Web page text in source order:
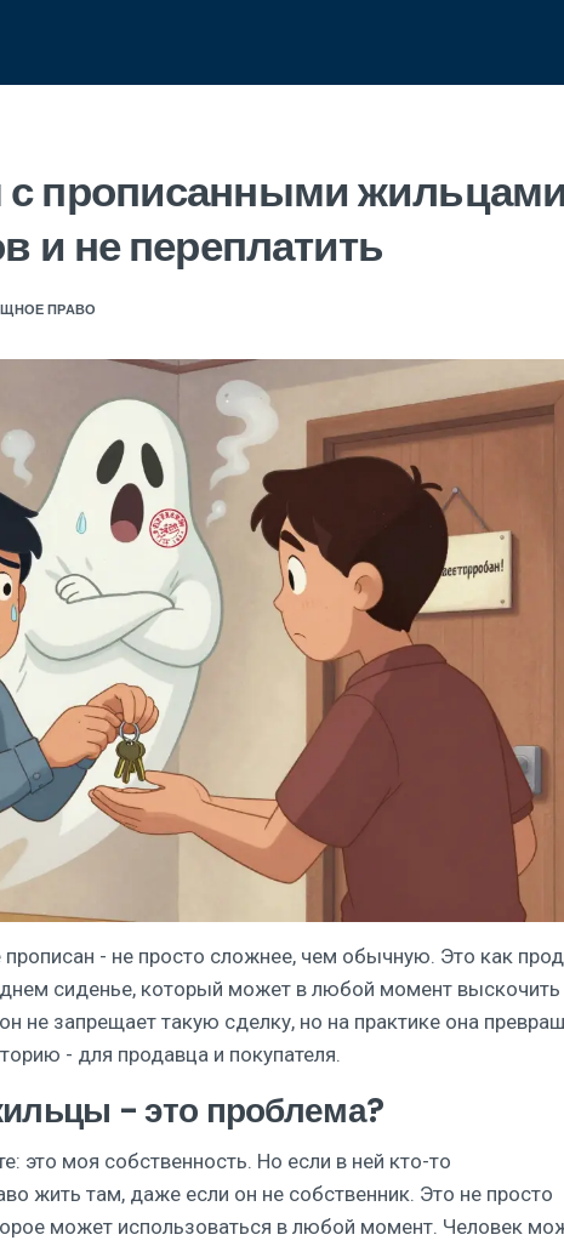
прописанными
и не переплатить
ПРАВО
- не просто сложнее, чем обычную. Это как
сиденье, который может в любой момент выскочить
не запрещает такую сделку, но на практике она
- для продавца и покупателя.
- это проблема?
это моя собственность. Но если в ней кто-то
жить там, даже если он не собственник. Это не просто
может использоваться в любой момент. Человек